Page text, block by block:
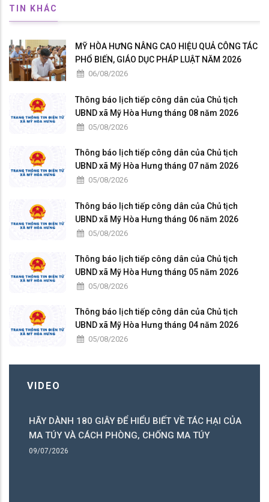
TIN KHÁC
MỸ HÒA HƯNG NÂNG CAO HIỆU QUẢ CÔNG TÁC
PHỔ BIẾN, GIÁO DỤC PHÁP LUẬT NĂM 2026
06/08/2026
Thông báo lịch tiếp công dân của Chủ tịch
UBND xã Mỹ Hòa Hưng tháng 08 năm 2026
05/08/2026
Thông báo lịch tiếp công dân của Chủ tịch
UBND xã Mỹ Hòa Hưng tháng 07 năm 2026
05/08/2026
Thông báo lịch tiếp công dân của Chủ tịch
UBND xã Mỹ Hòa Hưng tháng 06 năm 2026
05/08/2026
Thông báo lịch tiếp công dân của Chủ tịch
UBND xã Mỹ Hòa Hưng tháng 05 năm 2026
05/08/2026
Thông báo lịch tiếp công dân của Chủ tịch
UBND xã Mỹ Hòa Hưng tháng 04 năm 2026
05/08/2026
VIDEO
HÃY DÀNH 180 GIÂY ĐỂ HIỂU BIẾT VỀ TÁC HẠI CỦA
MA TÚY VÀ CÁCH PHÒNG, CHỐNG MA TÚY
09/07/2026